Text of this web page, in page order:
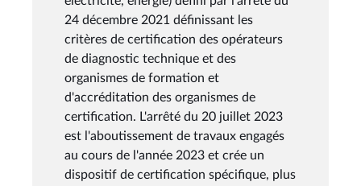
24 décembre 2021 définissant les
critères de certification des opérateurs
de diagnostic technique et des
organismes de formation et
d'accréditation des organismes de
certification. L'arrêté du 20 juillet 2023
est l'aboutissement de travaux engagés
au cours de l'année 2023 et crée un
dispositif de certification spécifique, plus